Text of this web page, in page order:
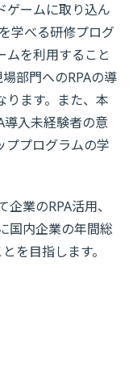
ゲームに取り込ん
学べる研修プログ
ムを利用すること
部門へのRPAの導
ります。また、本
導入未経験者の意
ププログラムの学
業のRPA活用、
国内企業の年間総
を目指します。